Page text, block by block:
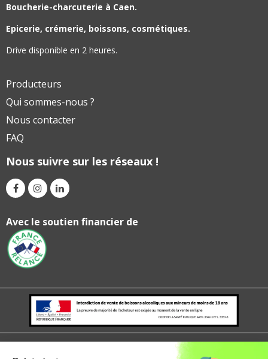
Boucherie-charcuterie à Caen.
Epicerie, crémerie, boissons, cosmétiques.
Drive disponible en 2 heures.
Producteurs
Qui sommes-nous ?
Nous contacter
FAQ
Nous suivre sur les réseaux !
Avec le soutien financier de
Mentions légales politique de confidentialité CGV CGU